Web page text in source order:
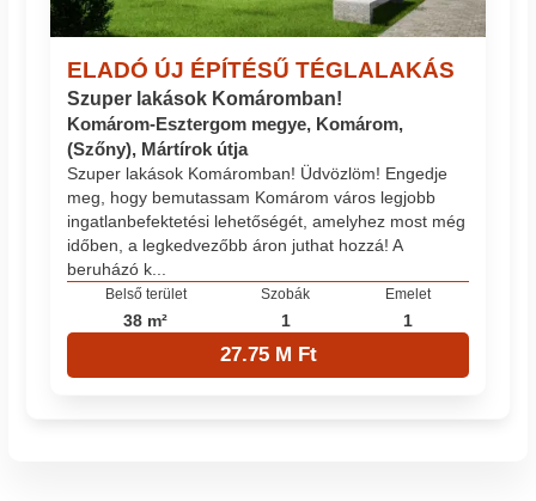
ELADÓ ÚJ ÉPÍTÉSŰ TÉGLALAKÁS
Szuper lakások Komáromban!
Komárom-Esztergom megye, Komárom,
(Szőny), Mártírok útja
Szuper lakások Komáromban! Üdvözlöm! Engedje
meg, hogy bemutassam Komárom város legjobb
ingatlanbefektetési lehetőségét, amelyhez most még
időben, a legkedvezőbb áron juthat hozzá! A
beruházó k...
Belső terület
38 m²
Szobák
1
Emelet
1
27.75 M Ft